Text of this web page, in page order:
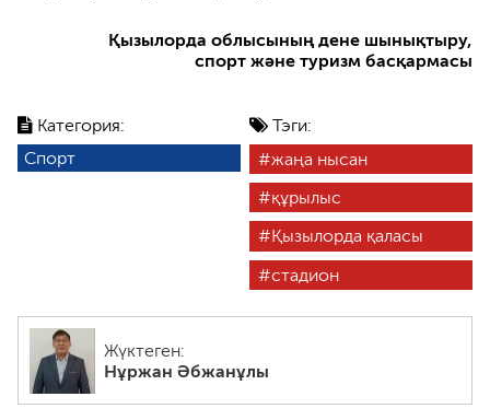
Категория:
Спорт
Тэги:
жаңа нысан
құрылыс
Қызылорда қаласы
стадион
Жүктеген:
Нұржан Әбжанұлы
Қызылорда облысының дене шынықтыру,
спорт және туризм басқармасы